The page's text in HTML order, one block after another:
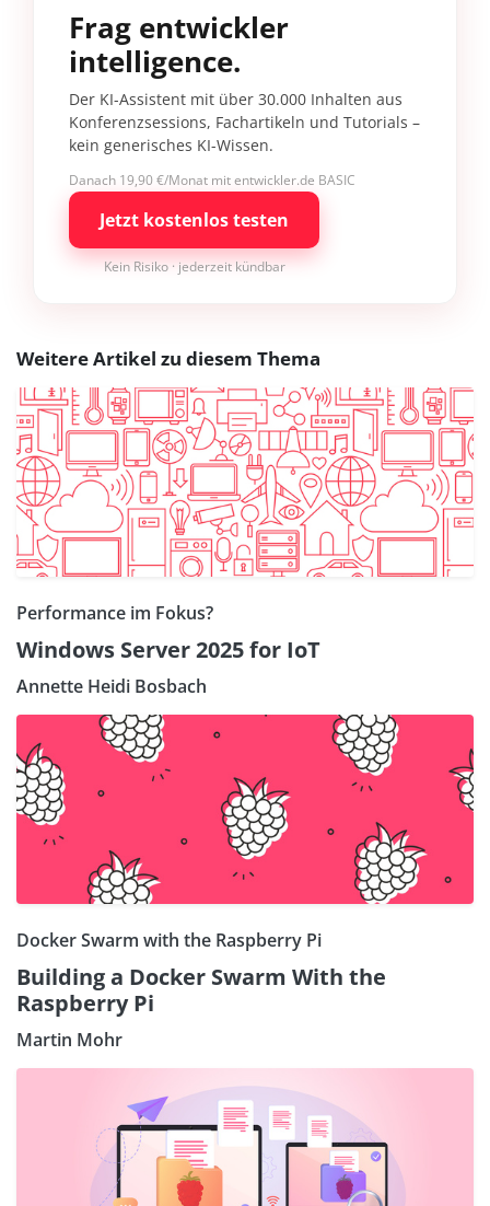
Frag entwickler
intelligence.
Der KI-Assistent mit über 30.000 Inhalten aus
Konferenzsessions, Fachartikeln und Tutorials –
kein generisches KI-Wissen.
Danach 19,90 €/Monat mit entwickler.de BASIC
Jetzt kostenlos testen
Kein Risiko · jederzeit kündbar
Weitere Artikel zu diesem Thema
Performance im Fokus?
Windows Server 2025 for IoT
Annette Heidi Bosbach
Docker Swarm with the Raspberry Pi
Building a Docker Swarm With the
Raspberry Pi
Martin Mohr